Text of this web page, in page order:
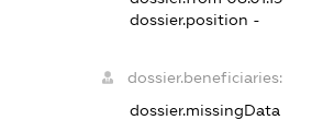
dossier.position -
dossier.beneficiaries:
dossier.missingData